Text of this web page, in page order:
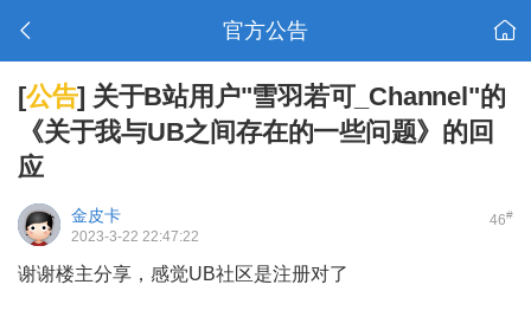
官方公告
[公告] 关于B站用户"雪羽若可_Channel"的
《关于我与UB之间存在的一些问题》的回
应
46#
金皮卡
2023-3-22 22:47:22
谢谢楼主分享，感觉UB社区是注册对了